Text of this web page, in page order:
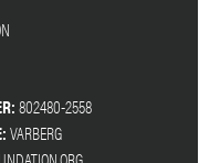
802480-2558
VARBERG